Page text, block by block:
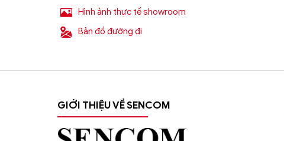
Hình ảnh thực tế showroom
Bản đồ đường đi
GIỚI THIỆU VỀ SENCOM